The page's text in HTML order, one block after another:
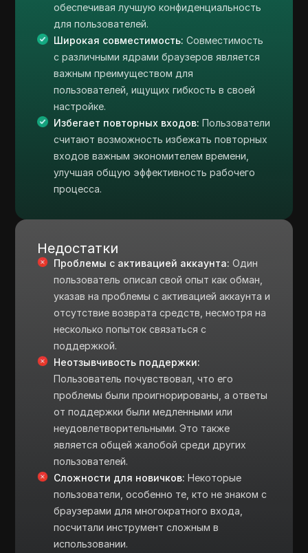
обеспечивая лучшую конфиденциальность
для пользователей.
Широкая совместимость: Совместимость
с различными ядрами браузеров является
важным преимуществом для
пользователей, ищущих гибкость в своей
настройке.
Избегает повторных входов: Пользователи
считают возможность избежать повторных
входов важным экономителем времени,
улучшая общую эффективность рабочего
процесса.
Недостатки
Проблемы с активацией аккаунта: Один
пользователь описал свой опыт как обман,
указав на проблемы с активацией аккаунта и
отсутствие возврата средств, несмотря на
несколько попыток связаться с
поддержкой.
Неотзывчивость поддержки:
Пользователь почувствовал, что его
проблемы были проигнорированы, а ответы
от поддержки были медленными или
неудовлетворительными. Это также
является общей жалобой среди других
пользователей.
Сложности для новичков: Некоторые
пользователи, особенно те, кто не знаком с
браузерами для многократного входа,
посчитали инструмент сложным в
использовании.